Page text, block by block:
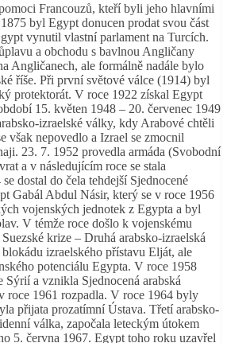
Francouzů, kteří byli jeho hlavními
byl Egypt donucen prodat svou část
vynutil vlastní parlament na Turcích.
a obchodu s bavlnou Angličany
Angličanech, ale formálně nadále bylo
říše. Při první světové válce (1914) byl
protektorát. V roce 1922 získal Egypt
15. květen 1948 – 20. červenec 1949
izraelské války, kdy Arabové chtěli
však nepovedlo a Izrael se zmocnil
23. 7. 1952 provedla armáda (Svobodní
a v následujícím roce se stala
dostal do čela tehdejší Sjednocené
Gabál Abdul Násir, který se v roce 1956
vojenských jednotek z Egypta a byl
V témže roce došlo k vojenskému
krize – Druhá arabsko-izraelská
izraelského přístavu Elját, ale
potenciálu Egypta. V roce 1958
a vznikla Sjednocená arabská
roce 1961 rozpadla. V roce 1964 byly
přijata prozatímní Ústava. Třetí arabsko-
válka, započala leteckým útokem
5. června 1967. Egypt toho roku uzavřel